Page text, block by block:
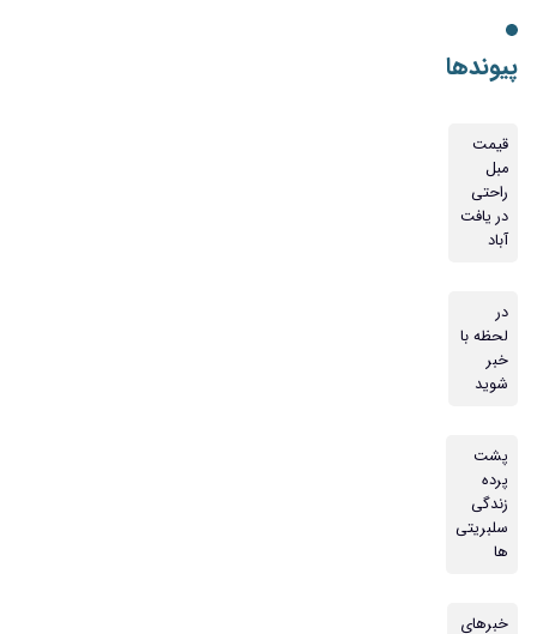
پیوندها
قیمت
مبل
راحتی
در یافت
آباد
در
لحظه با
خبر
شوید
پشت
پرده
زندگی
سلبریتی
ها
خبرهای